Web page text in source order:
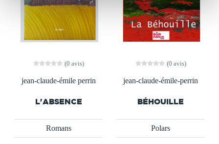
(0 avis)
jean-claude-émile perrin
L'ABSENCE
Romans
(0 avis)
jean-claude-émile-perrin
BÉHOUILLE
Polars